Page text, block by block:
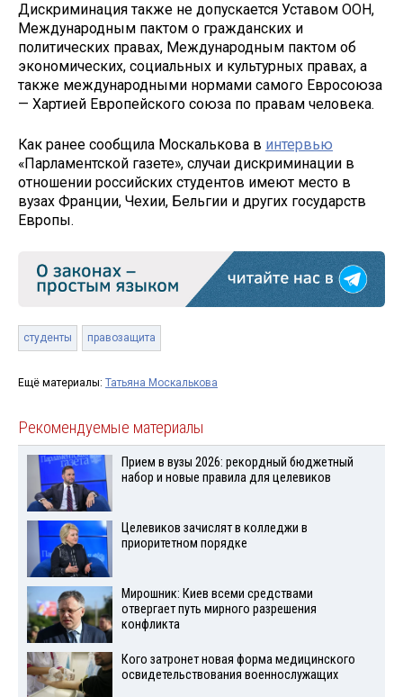
Дискриминация также не допускается Уставом ООН,
Международным пактом о гражданских и
политических правах, Международным пактом об
экономических, социальных и культурных правах, а
также международными нормами самого Евросоюза
— Хартией Европейского союза по правам человека.
Как ранее сообщила Москалькова в интервью
«Парламентской газете», случаи дискриминации в
отношении российских студентов имеют место в
вузах Франции, Чехии, Бельгии и других государств
Европы.
студенты правозащита
Ещё материалы: Татьяна Москалькова
Рекомендуемые материалы
Прием в вузы 2026: рекордный бюджетный
набор и новые правила для целевиков
Целевиков зачислят в колледжи в
приоритетном порядке
Мирошник: Киев всеми средствами
отвергает путь мирного разрешения
конфликта
Кого затронет новая форма медицинского
освидетельствования военнослужащих